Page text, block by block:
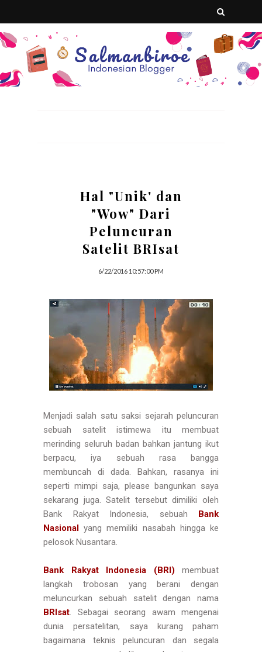
Hal "Unik' dan
"Wow" Dari
Peluncuran
Satelit BRIsat
6/22/2016 10:57:00 PM
Menjadi salah satu saksi sejarah peluncuran
sebuah satelit istimewa itu membuat
merinding seluruh badan bahkan jantung ikut
berpacu, iya sebuah rasa bangga
membuncah di dada. Bahkan, rasanya ini
seperti mimpi saja, please bangunkan saya
sekarang juga. Satelit tersebut dimiliki oleh
Bank Rakyat Indonesia, sebuah Bank
Nasional yang memiliki nasabah hingga ke
pelosok Nusantara.
Bank Rakyat Indonesia (BRI) membuat
langkah trobosan yang berani dengan
meluncurkan sebuah satelit dengan nama
BRIsat. Sebagai seorang awam mengenai
dunia persatelitan, saya kurang paham
bagaimana teknis peluncuran dan segala